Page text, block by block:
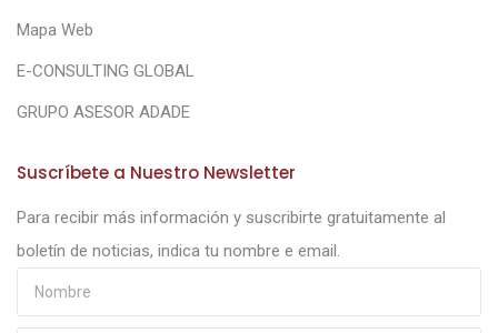
Mapa Web
E-CONSULTING GLOBAL
GRUPO ASESOR ADADE
Suscríbete a Nuestro Newsletter
Para recibir más información y suscribirte gratuitamente al
boletín de noticias, indica tu nombre e email.